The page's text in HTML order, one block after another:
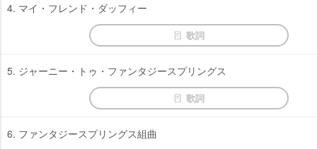
4. マイ・フレンド・ダッフィー
歌詞
5. ジャーニー・トゥ・ファンタジースプリングス
歌詞
6. ファンタジースプリングス組曲